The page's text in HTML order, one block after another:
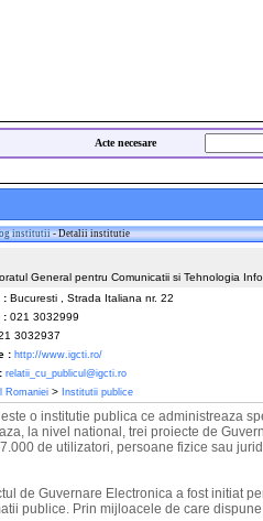
Acte necesare
institutii- Detalii institutie
General pentru Comunicatii si Tehnologia
: Bucuresti , Strada Italiana nr. 22
: 021 3032999
3032937
: http://www.igcti.ro/
relatii_cu_publicul@igcti.ro
Romaniei > Institutii publice
este o institutie publica ce administreaza
la nivel national, trei proiecte de
de utilizatori, persoane fizice sau
de Guvernare Electronica a fost initiat
publice. Prin mijloacele de care